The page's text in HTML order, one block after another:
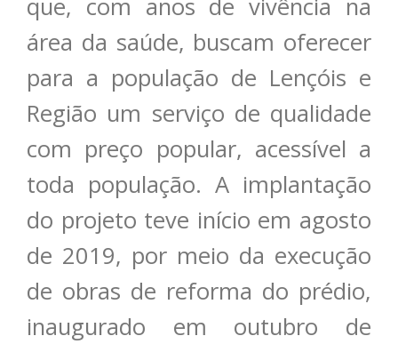
que, com anos de vivência na
área da saúde, buscam oferecer
para a população de Lençóis e
Região um serviço de qualidade
com preço popular, acessível a
toda população. A implantação
do projeto teve início em agosto
de 2019, por meio da execução
de obras de reforma do prédio,
inaugurado em outubro de